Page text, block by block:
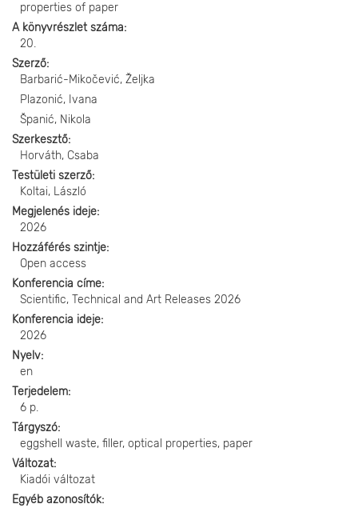
properties of paper
A könyvrészlet száma
20.
Szerző
Barbarić-Mikočević, Željka
Plazonić, Ivana
Španić, Nikola
Szerkesztő
Horváth, Csaba
Testületi szerző
Koltai, László
Megjelenés ideje
2026
Hozzáférés szintje
Open access
Konferencia címe
Scientific, Technical and Art Releases 2026
Konferencia ideje
2026
Nyelv
en
Terjedelem
6 p.
Tárgyszó
eggshell waste, filler, optical properties, paper
Változat
Kiadói változat
Egyéb azonosítók